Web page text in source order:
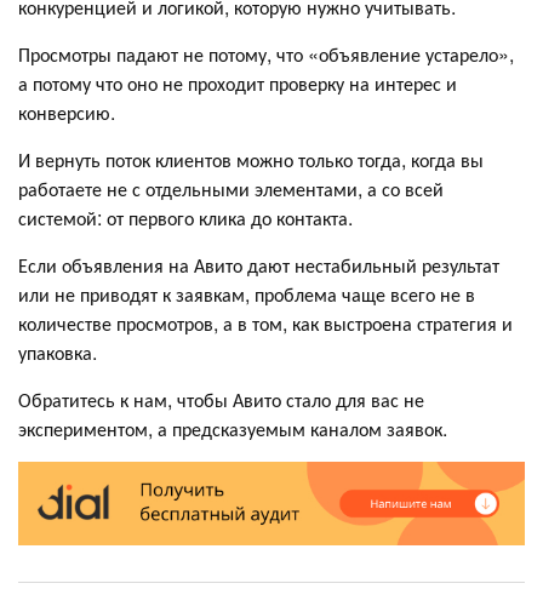
конкуренцией и логикой, которую нужно учитывать.
Просмотры падают не потому, что «объявление устарело»,
а потому что оно не проходит проверку на интерес и
конверсию.
И вернуть поток клиентов можно только тогда, когда вы
работаете не с отдельными элементами, а со всей
системой: от первого клика до контакта.
Если объявления на Авито дают нестабильный результат
или не приводят к заявкам, проблема чаще всего не в
количестве просмотров, а в том, как выстроена стратегия и
упаковка.
Обратитесь к нам, чтобы Авито стало для вас не
экспериментом, а предсказуемым каналом заявок.